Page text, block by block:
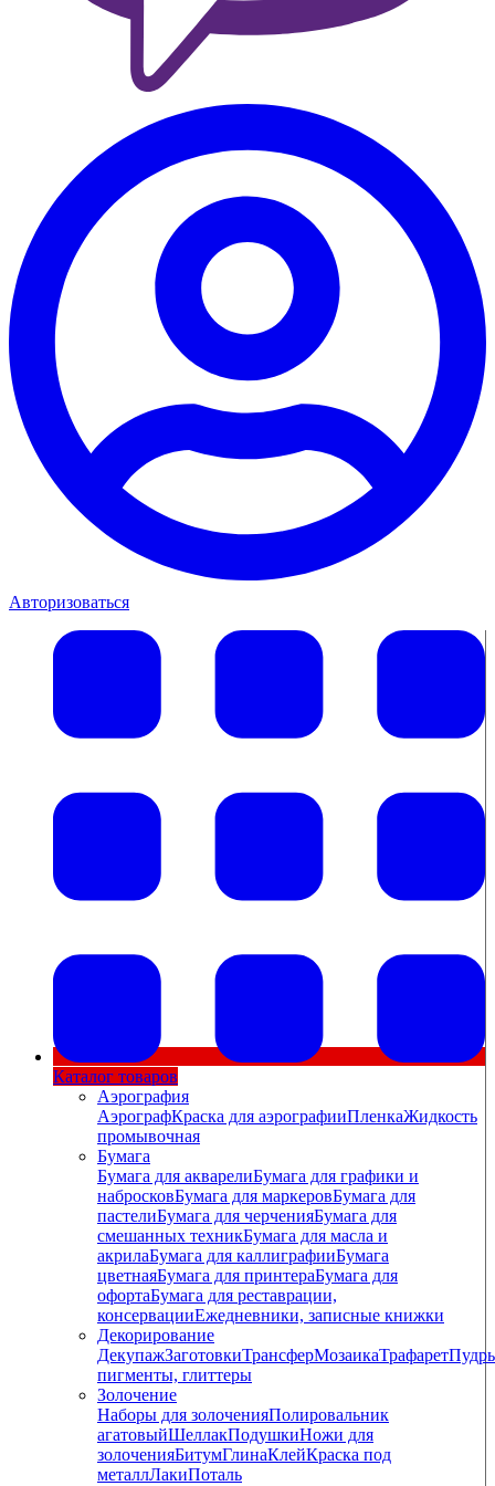
Авторизоваться
Каталог товаров
Аэрография
АэрографКраска для аэрографииПленкаЖидкость
промывочная
Бумага
Бумага для акварелиБумага для графики и
набросковБумага для маркеровБумага для
пастелиБумага для черченияБумага для
смешанных техникБумага для масла и
акрилаБумага для каллиграфииБумага
цветнаяБумага для принтераБумага для
офортаБумага для реставрации,
консервацииЕжедневники, записные книжки
Декорирование
ДекупажЗаготовкиТрансферМозаикаТрафарет
пигменты, глиттеры
Золочение
Наборы для золоченияПолировальник
агатовыйШеллакПодушкиНожи для
золоченияБитумГлинаКлейКраска под
металлЛакиПоталь